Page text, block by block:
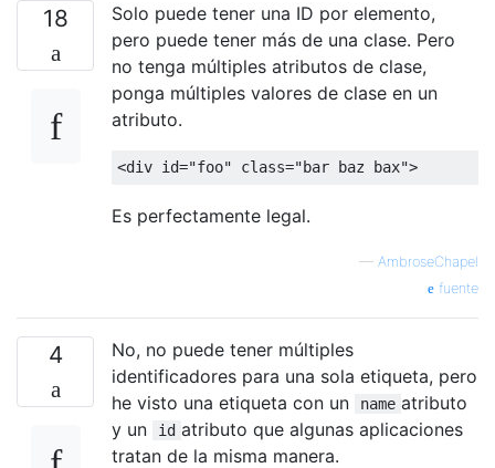
18
Solo puede tener una ID por elemento,
pero puede tener más de una clase. Pero
no tenga múltiples atributos de clase,
ponga múltiples valores de clase en un
atributo.
<div id="foo" class="bar baz bax">
Es perfectamente legal.
— AmbroseChapel
fuente
4
No, no puede tener múltiples
identificadores para una sola etiqueta, pero
he visto una etiqueta con un
name atributo
y un
id atributo que algunas aplicaciones
tratan de la misma manera.